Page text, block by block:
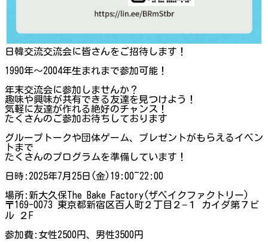
日韓交流交流会に皆さんをご招待します！
1990年〜2004年生まれまで参加可能！
年末交流会に参加しませんか？
趣味や興味が共有できる友達を見つけよう！
気軽に友達が作れる絶好のチャンス！
たくさんのご参加お待ちしております
グループトークや団体ゲーム、プレゼントがもらえるイベン
トまで
たくさんのプログラムを準備しています！
日時:2025年7月25日(金)19:00~22:00
場所:新大久保The Bake Factory(ザベイクファクトリー)
〒169-0073 東京都新宿区百人町２丁目２−１ カイダ第７ビ
ル ２F
参加費:女性2500円、男性3500円